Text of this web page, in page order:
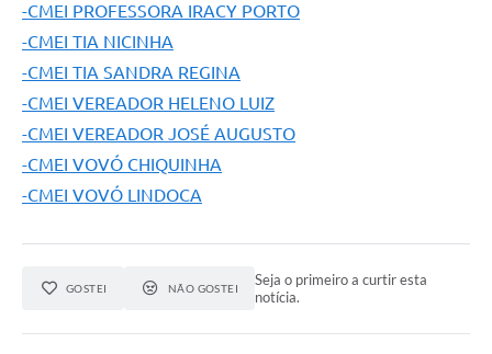
-CMEI PROFESSORA IRACY PORTO
-CMEI TIA NICINHA
-CMEI TIA SANDRA REGINA
-CMEI VEREADOR HELENO LUIZ
-CMEI VEREADOR JOSÉ AUGUSTO
-CMEI VOVÓ CHIQUINHA
-CMEI VOVÓ LINDOCA
GOSTEI NÃO GOSTEI
Seja o primeiro a curtir esta
notícia.